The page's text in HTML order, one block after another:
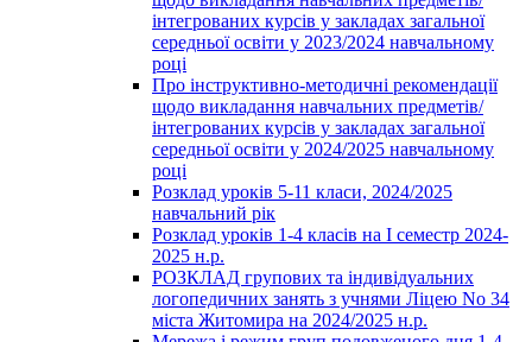
інтегрованих курсів у закладах загальної
середньої освіти у 2023/2024 навчальному
році
Про інструктивно-методичні рекомендації
щодо викладання навчальних предметів/
інтегрованих курсів у закладах загальної
середньої освіти у 2024/2025 навчальному
році
Розклад уроків 5-11 класи, 2024/2025
навчальний рік
Розклад уроків 1-4 класів на І семестр 2024-
2025 н.р.
РОЗКЛАД групових та індивідуальних
логопедичних занять з учнями Ліцею No 34
міста Житомира на 2024/2025 н.р.